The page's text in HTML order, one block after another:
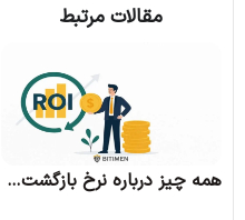
مقالات مرتبط
همه چیز درباره نرخ بازگشت سرمایه و نحوه محاسبه آن